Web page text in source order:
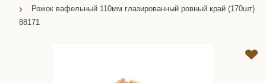
Рожок вафельный 110мм глазированный ровный край (170шт)
88171